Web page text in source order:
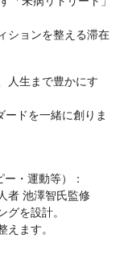
ションを整える滞在
人生まで豊かにす
ドを一緒に創りま
・運動等）：
者 池澤智氏監修
を設計。
ます。